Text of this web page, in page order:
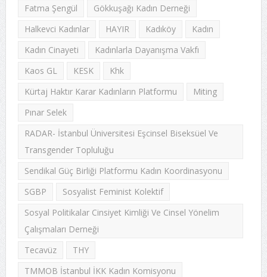
Fatma Şengül
Gökkuşağı Kadın Derneği
Halkevci Kadınlar
HAYIR Kadıköy
Kadın
Kadın Cinayeti
Kadınlarla Dayanışma Vakfı
Kaos GL
KESK
Khk
Kürtaj Haktır Karar Kadınların Platformu
Miting
Pınar Selek
RADAR- İstanbul Üniversitesi Eşcinsel Biseksüel Ve
Transgender Topluluğu
Sendikal Güç Birliği Platformu Kadın Koordinasyonu
SGBP
Sosyalist Feminist Kolektif
Sosyal Politikalar Cinsiyet Kimliği Ve Cinsel Yönelim
Çalışmaları Derneği
Tecavüz
THY
TMMOB İstanbul İKK Kadın Komisyonu